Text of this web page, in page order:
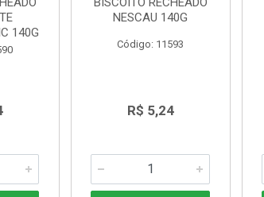
140G
NESCAU 140G
Código: 11593
R$ 5,24